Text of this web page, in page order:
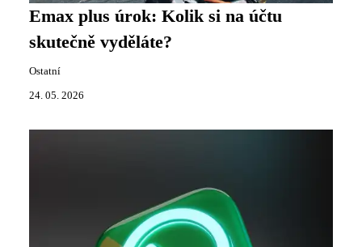
Emax plus úrok: Kolik si na účtu
skutečně vyděláte?
Ostatní
24. 05. 2026